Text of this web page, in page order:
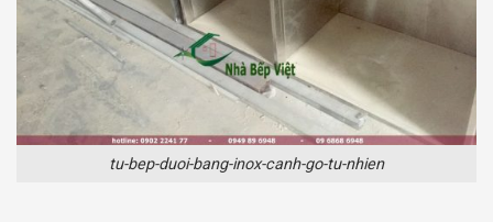
tu-bep-duoi-bang-inox-canh-go-tu-nhien